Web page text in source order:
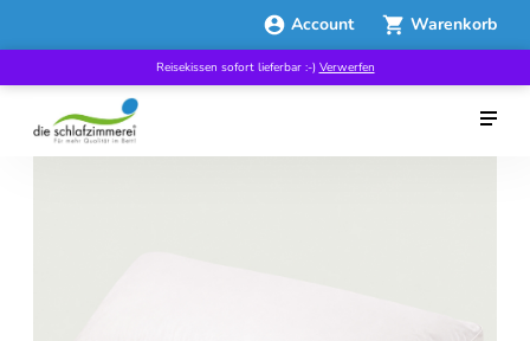
Account Warenkorb
Reisekissen sofort lieferbar :-) Verwerfen